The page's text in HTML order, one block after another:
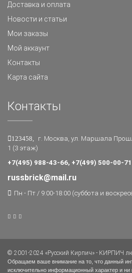
Доставка и оплата
Новости и статьи
Мои заказы
Мой аккаунт
Контакты
Карта сайта
Контакты
123458, г. Москва, ул. Маршала
1 (3 этаж)
+7(495) 988-43-66, +7(499) 500-00-71
russbrick@mail.ru
Пн - Пт / 9:00-18:00 (суббота и
© 2001-2024 «Русский Кирпич» - КИРПИЧ
Обращаем ваше внимание на то, что данный
исключительно информационный характер и ни